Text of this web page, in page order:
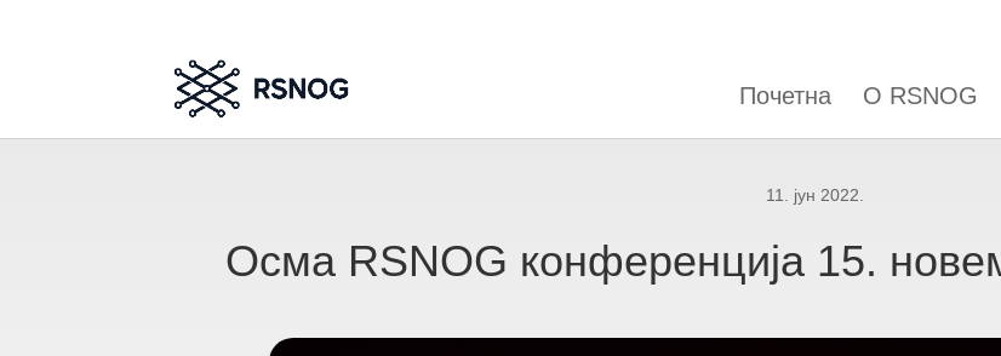
Почетна О RSNOG
11. јун 2022.
Осма RSNOG конференција 15.